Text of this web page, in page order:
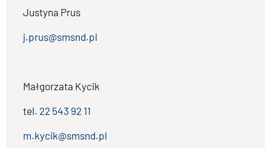
Justyna Prus
j.prus@smsnd.pl
Małgorzata Kycik
tel. 22 543 92 11
m.kycik@smsnd.pl